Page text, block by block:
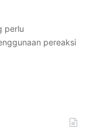
perlu
pereaksi